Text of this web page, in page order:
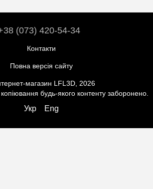
(073) 420-54-34
Контакти
Повна версія сайту
магазин LFL3D, 2026
будь-якого контенту заборонено.
Укр Eng